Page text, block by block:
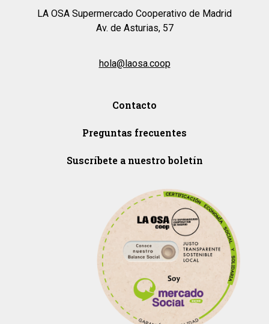
LA OSA Supermercado Cooperativo de Madrid
Av. de Asturias, 57
hola@laosa.coop
Contacto
Preguntas frecuentes
Suscríbete a nuestro boletín